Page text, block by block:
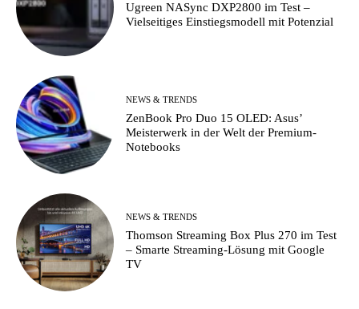
Ugreen NASync DXP2800 im Test –
Vielseitiges Einstiegsmodell mit Potenzial
NEWS & TRENDS
ZenBook Pro Duo 15 OLED: Asus’
Meisterwerk in der Welt der Premium-
Notebooks
NEWS & TRENDS
Thomson Streaming Box Plus 270 im Test
– Smarte Streaming-Lösung mit Google
TV